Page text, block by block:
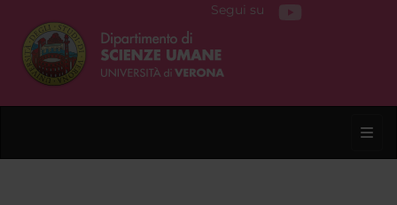
Segui su